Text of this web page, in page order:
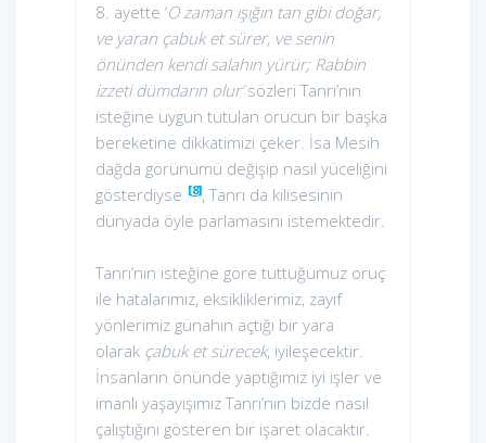
8. ayette ‘O zaman ışığın tan gibi doğar,
ve yaran çabuk et sürer, ve senin
önünden kendi salahın yürür; Rabbin
izzeti dümdarın olur’sözleri Tanrı’nın
isteğine uygun tutulan orucun bir başka
bereketine dikkatimizi çeker. İsa Mesih
dağda görünümü değişip nasıl yüceliğini
gösterdiyse [8], Tanrı da kilisesinin
dünyada öyle parlamasını istemektedir.
Tanrı’nın isteğine göre tuttuğumuz oruç
ile hatalarımız, eksikliklerimiz, zayıf
yönlerimiz günahın açtığı bir yara
olarak çabuk et sürecek, iyileşecektir.
İnsanların önünde yaptığımız iyi işler ve
imanlı yaşayışımız Tanrı’nın bizde nasıl
çalıştığını gösteren bir işaret olacaktır.